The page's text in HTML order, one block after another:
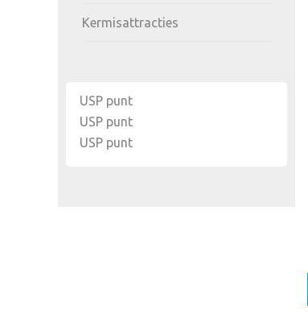
Kermisattracties
USP punt
USP punt
USP punt